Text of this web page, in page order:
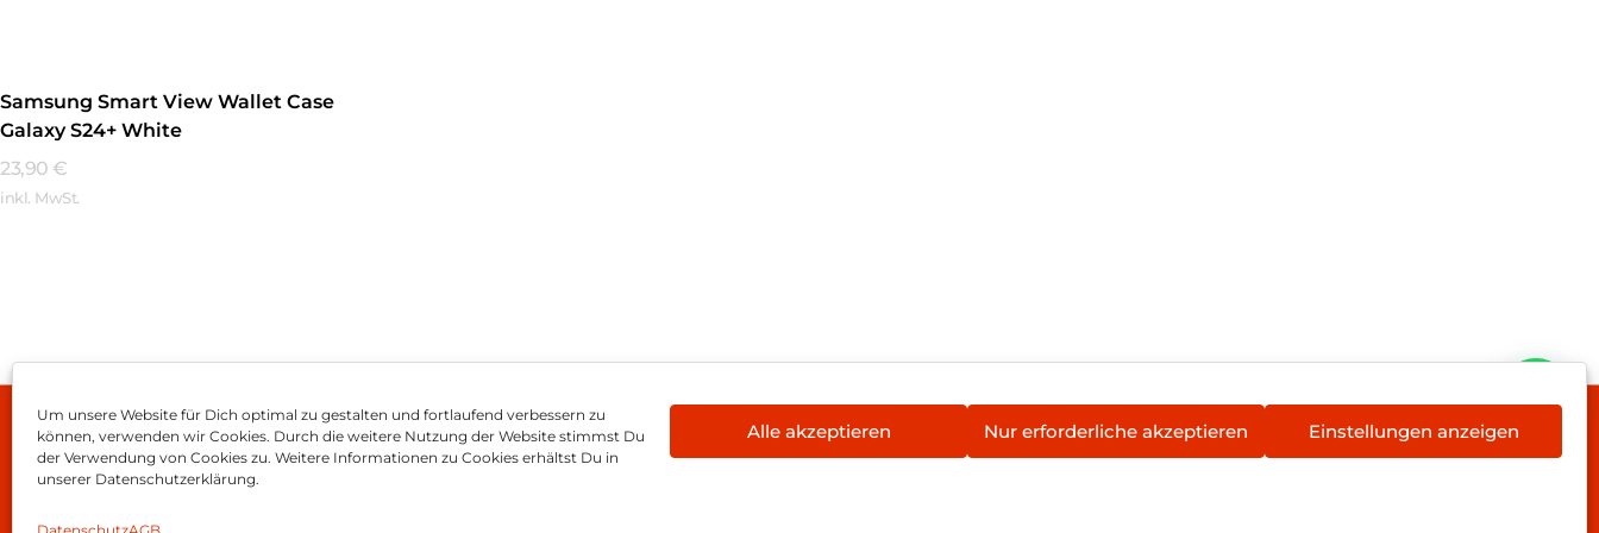
Um unsere Website für Dich optimal zu gestalten und fortlaufend verbessern zu
können, verwenden wir Cookies. Durch die weitere Nutzung der Website stimmst Du
der Verwendung von Cookies zu. Weitere Informationen zu Cookies erhältst Du in
unserer Datenschutzerklärung.
Alle akzeptieren Nur erforderliche akzeptieren Einstellungen anzeigen
Samsung Smart View Wallet Case
Galaxy S24+ White
23,90 €
inkl. MwSt.
Impressum AGB Datenschutz Vertrag widerrufen Hinweis zur Batterieentsorgung Newsletter